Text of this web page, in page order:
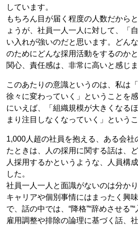
しています。
もちろん目が届く程度の人数だから
ょうが、社員一人一人に対して、「
い入れが強いのだと思います。どん
のためにどんな採用活動をするのか
関心、責任感は、非常に高いと感じま
このあたりの意識というのは、私は
徐々に変わっていく」ということを
にいえば、「組織規模が大きくなる
まり注目しなくなっていく」というこ
1,000人超の社員を抱える、ある会社
たときは、人の採用に関する話は、
人採用するかというような、人員構
した。
社員一人一人と面識がないのは分か
キャリアや個別事情にはまったく興
で、話の中では、“降格”“辞めさせる
雇用調整や排除の論理に基づく話、